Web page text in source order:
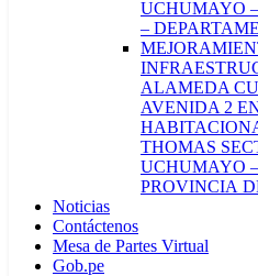
UCHUMAYO
–
ALAMEDA
AVENIDA 2
THOMAS
UCHUMAYO –
PROVINCIA
Noticias
Contáctenos
Mesa de Partes Virtual
Gob.pe